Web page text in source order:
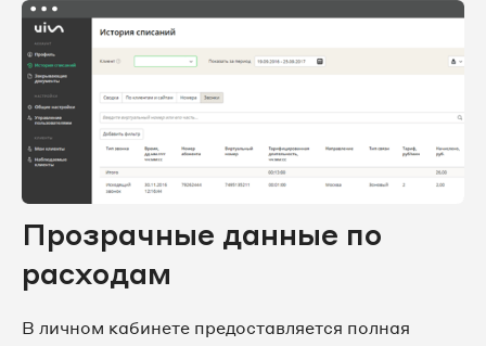
Прозрачные данные по
расходам
В личном кабинете предоставляется полная